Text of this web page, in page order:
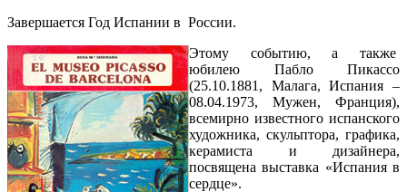
Завершается Год Испании в России.
Этому событию, а также
юбилею Пабло Пикассо
(25.10.1881, Малага, Испания –
08.04.1973, Мужен, Франция),
всемирно известного испанского
художника, скульптора, графика,
керамиста и дизайнера,
посвящена выставка «Испания в
сердце».